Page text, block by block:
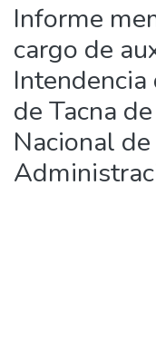
Enviar tesis
Informe
cargo de
de Tacna
Nacional